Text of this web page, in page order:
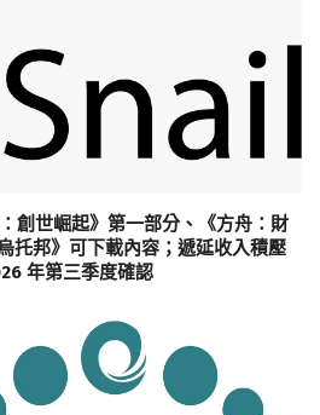
創世崛起》第一部分、《方舟：財
托邦》可下載內容；遞延收入積壓
年第三季度確認